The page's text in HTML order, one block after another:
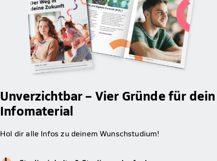
Unverzichtbar – Vier Gründe für dein
Infomaterial
Hol dir alle Infos zu deinem Wunschstudium!